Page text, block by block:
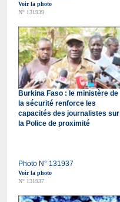
Voir la photo
N° 131939
Burkina Faso : le ministère de
la sécurité renforce les
capacités des journalistes sur
la Police de proximité
Photo N° 131937
Voir la photo
N° 131937